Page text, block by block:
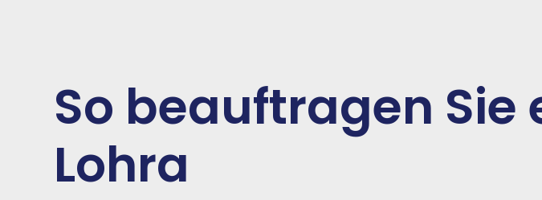
So beauftragen
Lohra